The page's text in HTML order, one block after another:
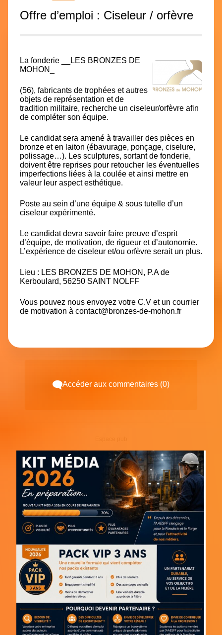
Offre d’emploi : Ciseleur / orfèvre
La fonderie __LES BRONZES DE
MOHON_
(56), fabricants de trophées et autres
objets de représentation et de
tradition militaire, recherche un ciseleur/orfèvre afin
de compléter son équipe.
Le candidat sera amené à travailler des pièces en
bronze et en laiton (ébavurage, ponçage, ciselure,
polissage…). Les sculptures, sortant de fonderie,
doivent être reprises pour retoucher les éventuelles
imperfections liées à la coulée et ainsi mettre en
valeur leur aspect esthétique.
Poste au sein d’une équipe & sous tutelle d’un
ciseleur expérimenté.
Le candidat devra savoir faire preuve d’esprit
d’équipe, de motivation, de rigueur et d’autonomie.
L’expérience de ciseleur et/ou orfèvre serait un plus.
Lieu : LES BRONZES DE MOHON, P.A de
Kerboulard, 56250 SAINT NOLFF
Vous pouvez nous envoyez votre C.V et un courrier
de motivation à contact@bronzes-de-mohon.fr
Accéder aux commentaires (0)